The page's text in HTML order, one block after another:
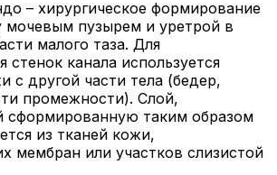
– хирургическое формирование
мочевым пузырем и уретрой в
малого таза. Для
стенок канала используется
с другой части тела (бедер,
промежности). Слой,
таким образом
из тканей кожи,
мембран или участков слизистой